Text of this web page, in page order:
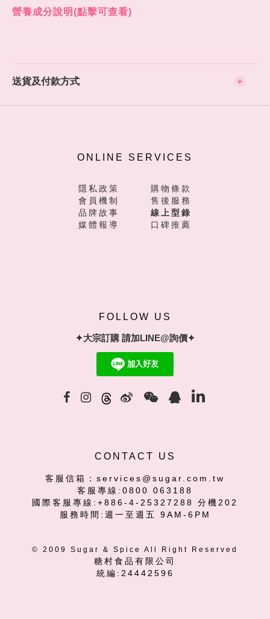
營養成分說明(點擊可查看)
送貨及付款方式
ONLINE SERVICES
隱私政策
購物條款
會員機制
售後服務
品牌故事
線上型錄
媒體報導
口碑推薦
FOLLOW US
✦大宗訂購 請加LINE@詢價✦
CONTACT US
客服信箱：services@sugar.com.tw
客服專線:0800 063188
國際客服專線:+886-4-25327288 分機202
服務時間:週一至週五 9AM-6PM
© 2009 Sugar & Spice All Right Reserved
糖村食品有限公司
統編:24442596